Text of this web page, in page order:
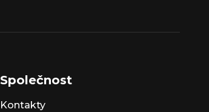
Společnost
Kontakty